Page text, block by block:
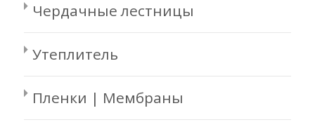
Чердачные лестницы
Утеплитель
Пленки | Мембраны